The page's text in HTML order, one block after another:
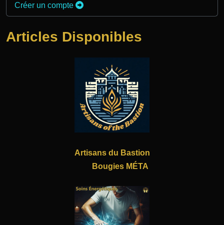
Créer un compte
Articles Disponibles
Artisans du Bastion
Bougies MÉTA